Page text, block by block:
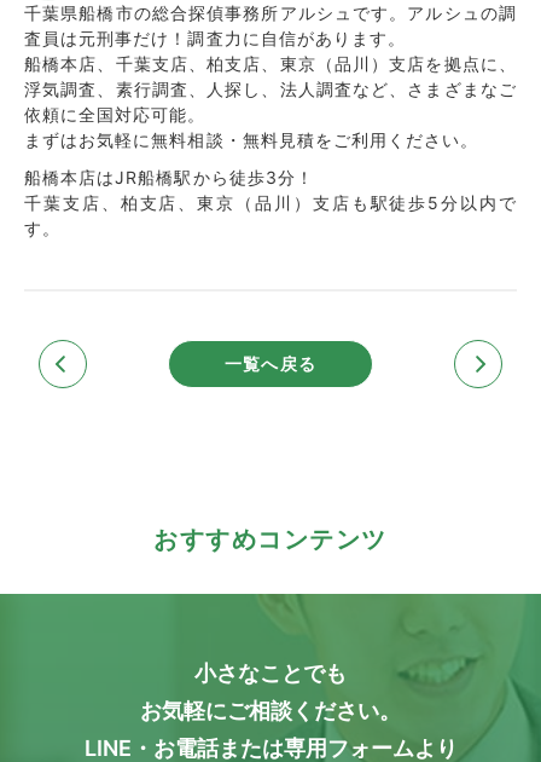
千葉県船橋市の総合探偵事務所アルシュです。アルシュの調
査員は元刑事だけ！調査力に自信があります。
船橋本店、千葉支店、柏支店、東京（品川）支店を拠点に、
浮気調査、素行調査、人探し、法人調査など、さまざまなご
依頼に全国対応可能。
まずはお気軽に無料相談・無料見積をご利用ください。
船橋本店はJR船橋駅から徒歩3分！
千葉支店、柏支店、東京（品川）支店も駅徒歩5分以内で
す。
一覧へ戻る
おすすめコンテンツ
小さなことでも
お気軽にご相談ください。
LINE・お電話または専用フォームより